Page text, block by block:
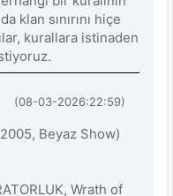
klan sınırını hiçe
kurallara istinaden
(08-03-2026:22:59)
Beyaz Show)
Wrath of